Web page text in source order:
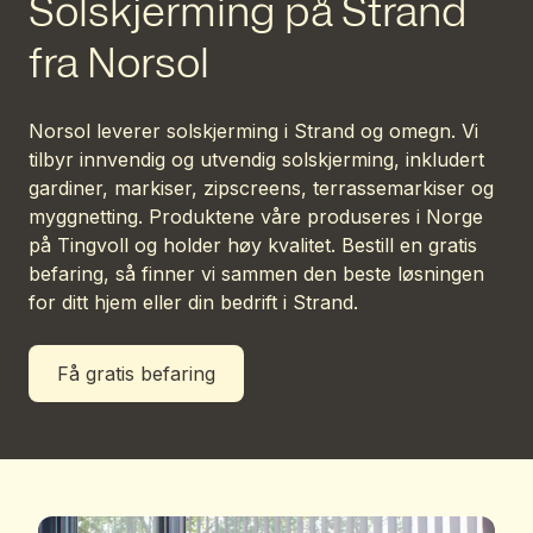
Solskjerming på Strand
fra Norsol
Norsol leverer solskjerming i Strand og omegn. Vi
tilbyr innvendig og utvendig solskjerming, inkludert
gardiner, markiser, zipscreens, terrassemarkiser og
myggnetting. Produktene våre produseres i Norge
på Tingvoll og holder høy kvalitet. Bestill en gratis
befaring, så finner vi sammen den beste løsningen
for ditt hjem eller din bedrift i Strand.
Få gratis befaring